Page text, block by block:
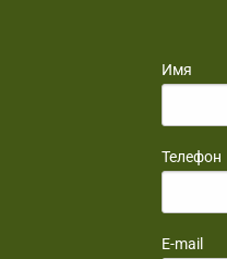
Имя
Телефон
E-mail